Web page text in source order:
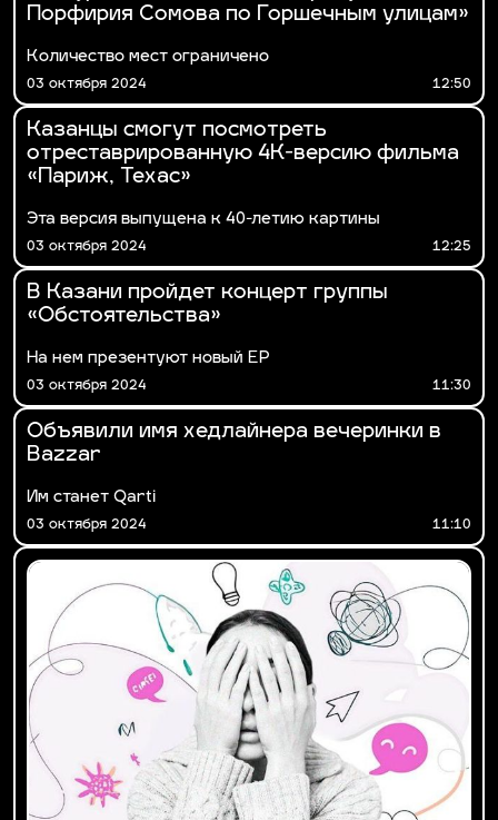
Порфирия Сомова по Горшечным улицам»
Количество мест ограничено
03 октября 2024 12:50
Казанцы смогут посмотреть
отреставрированную 4К-версию фильма
«Париж, Техас»
Эта версия выпущена к 40-летию картины
03 октября 2024 12:25
В Казани пройдет концерт группы
«Обстоятельства»
На нем презентуют новый EP
03 октября 2024 11:30
Объявили имя хедлайнера вечеринки в
Bazzar
Им станет Qarti
03 октября 2024 11:10